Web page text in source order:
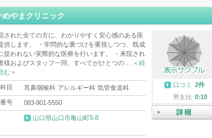
やまクリニック
された全ての方に、わかりやすく安心感のある医
供します。 ・学問的な裏づけを重視しつつ、既成
捉われない実際的な医療を行います。 ・来院され
様およびスタッフ一同、すべてがひとつの… ＜ 続
む ＞
目
耳鼻咽喉科 アレルギー科 気管食道科
号
083-901-5550
山口県山口市亀山町5-8
口コミ
2件
男女比 0:10